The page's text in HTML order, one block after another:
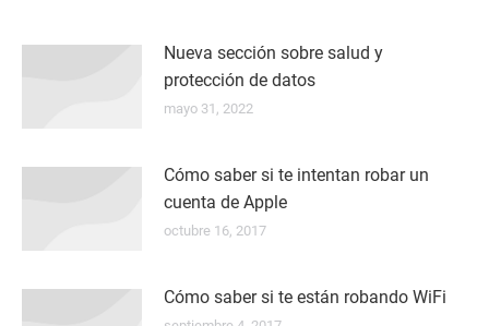
Nueva sección sobre salud y
protección de datos
mayo 31, 2022
Cómo saber si te intentan robar un
cuenta de Apple
octubre 16, 2017
Cómo saber si te están robando WiFi